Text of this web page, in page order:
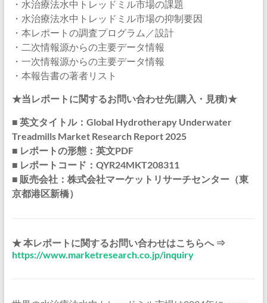
・水治療法水中トレッドミル市場の課題
・水治療法水中トレッドミル市場の抑制要因
・本レポートの調査プログラム／設計
・二次情報源からの主要データ情報
・一次情報源からの主要データ情報
・本報告書の著者リスト
★当レポートに関するお問い合わせ先(購入・見積)★
■ 英文タイトル：Global Hydrotherapy Underwater
Treadmills Market Research Report 2025
■ レポートの形態：英文PDF
■ レポートコード：QYR24MKT208311
■ 販売会社：株式会社マーケットリサーチセンター（東
京都港区新橋）
★ 本レポートに関するお問い合わせはこちらへ ⇒
https://www.marketresearch.co.jp/inquiry